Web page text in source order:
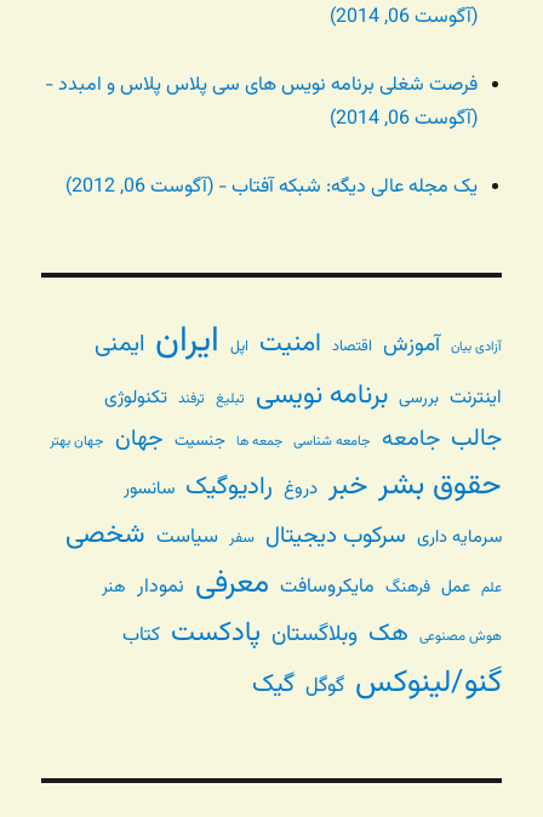
(آگوست 06, 2014)
فرصت شغلی برنامه نویس های سی پلاس پلاس و امبدد -
(آگوست 06, 2014)
یک مجله عالی دیگه: شبکه آفتاب - (آگوست 06, 2012)
آزادی بیان آموزش اقتصاد امنیت اپل ایران ایمنی
اینترنت بررسی برنامه نویسی تبلیغ ترفند تکنولوژی
جالب جامعه جامعه شناسی جمعه ها جنسیت جهان جهان بهتر
حقوق بشر خبر دروغ رادیوگیک سانسور
سرمایه داری سرکوب دیجیتال سفر سیاست شخصی
علم عمل فرهنگ مایکروسافت معرفی نمودار هنر
هوش مصنوعی هک وبلاگستان پادکست کتاب
گنو/لینوکس گوگل گیک